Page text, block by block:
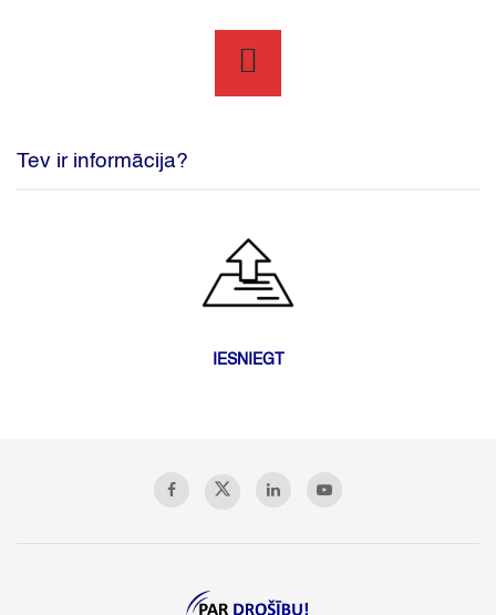
Tev ir informācija?
IESNIEGT